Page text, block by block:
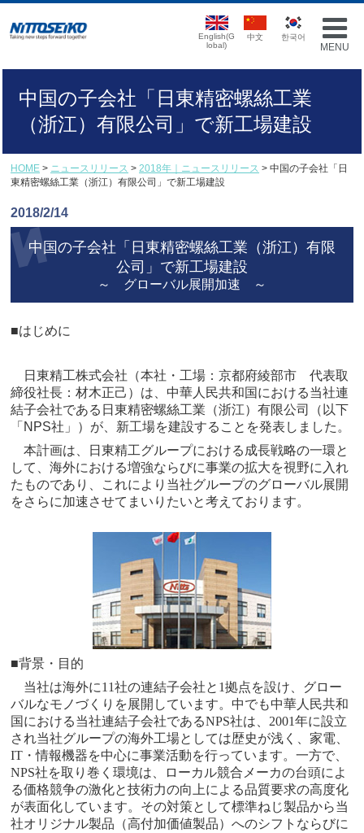
MENU
English(G
lobal)
中文 한국어
中国の子会社「日東精密螺絲工業
（浙江）有限公司」で新工場建設
HOME > ニュースリリース > 2018年｜ニュースリリース > 中国の子会社「日
東精密螺絲工業（浙江）有限公司」で新工場建設
2018/2/14
中国の子会社「日東精密螺絲工業（浙江）有限
公司」で新工場建設
～ グローバル展開加速 ～
■はじめに
日東精工株式会社（本社・工場：京都府綾部市 代表取
締役社長：材木正己）は、中華人民共和国における当社連
結子会社である 日東精密螺絲工業（浙江）有限公司
（以下
「 NPS社」）が、新工場を建設することを発表しました。
本計画は、日東精工グループにおける成長戦略の一環と
して、海外における増強ならびに事業の拡大を視野に入れ
たものであり、これにより当社グループのグローバル展開
をさらに加速させてまいりたいと考えております。
■背景・目的
当社は海外に11社の連結子会社と 1拠点を設け、グロー
バルなモノづくりを展開しています。中でも中華人民共和
国における当社連結子会社であるNPS社は、 2001年に設立
され当社グループの海外工場としては歴史が浅く、家電、
IT ・情報機器を中心に事業活動を行っています。一方で、
NPS社を取り巻く環境は、ローカル競合メーカの台頭によ
る価格競争の激化と技術力の向上による品質要求の高度化
が表面化しています。その対策として標準ねじ製品から当
社オリジナル製品（高付加価値製品）へのシフトならびに